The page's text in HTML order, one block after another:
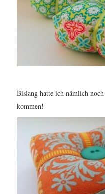
Bislang hatte ich nämlich
kommen!